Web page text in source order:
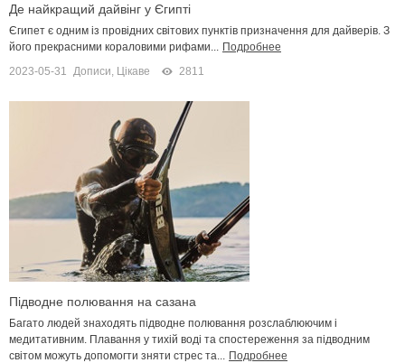
Де найкращий дайвінг у Єгипті
Єгипет є одним із провідних світових пунктів призначення для дайверів. З
його прекрасними кораловими рифами... Подробнее
2023-05-31 Дописи, Цікаве 2811
Підводне полювання на сазана
Багато людей знаходять підводне полювання розслаблюючим і
медитативним. Плавання у тихій воді та спостереження за підводним
світом можуть допомогти зняти стрес та... Подробнее